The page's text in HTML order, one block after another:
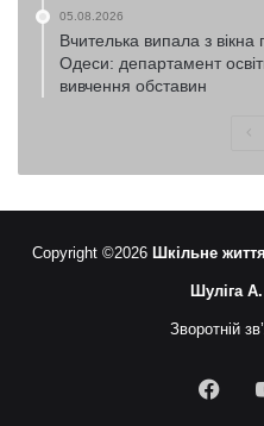
05.08.2026
Вчителька випала з вікна
Одеси: департамент
вивчення обставин
Copyright ©2026 Шкільне
Шуліга
Зворотній